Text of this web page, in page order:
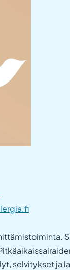
selvitykset ja